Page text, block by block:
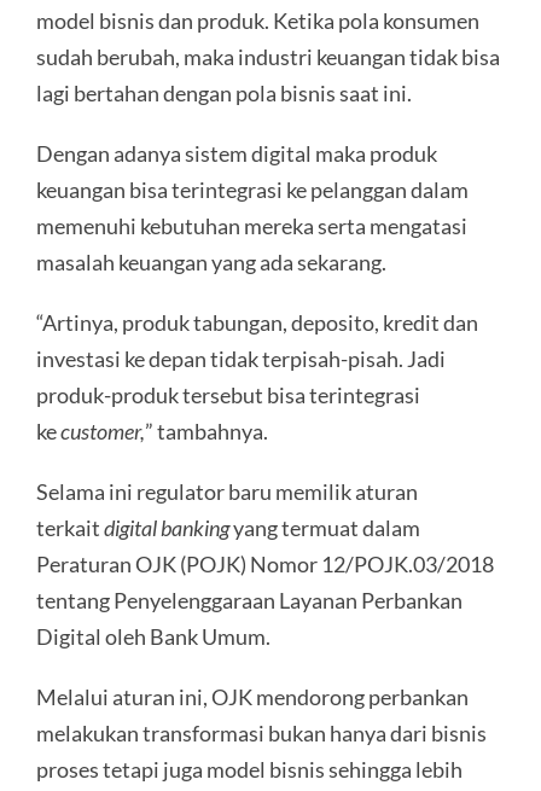
model bisnis dan produk. Ketika pola konsumen
sudah berubah, maka industri keuangan tidak bisa
lagi bertahan dengan pola bisnis saat ini.
Dengan adanya sistem digital maka produk
keuangan bisa terintegrasi ke pelanggan dalam
memenuhi kebutuhan mereka serta mengatasi
masalah keuangan yang ada sekarang.
“Artinya, produk tabungan, deposito, kredit dan
investasi ke depan tidak terpisah-pisah. Jadi
produk-produk tersebut bisa terintegrasi
kecustomer,” tambahnya.
Selama ini regulator baru memilik aturan
terkaitdigital bankingyang termuat dalam
Peraturan OJK (POJK) Nomor 12/POJK.03/2018
tentang Penyelenggaraan Layanan Perbankan
Digital oleh Bank Umum.
Melalui aturan ini, OJK mendorong perbankan
melakukan transformasi bukan hanya dari bisnis
proses tetapi juga model bisnis sehingga lebih